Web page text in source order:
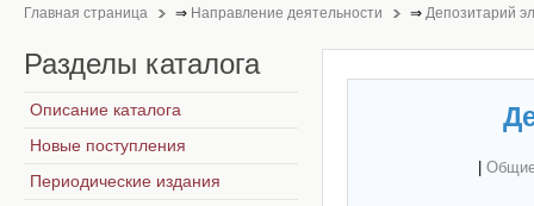
Главная страница ⇒ Направление деятельности ⇒ Депозитарий
Разделы каталога
Описание каталога
Новые поступления
Периодические издания